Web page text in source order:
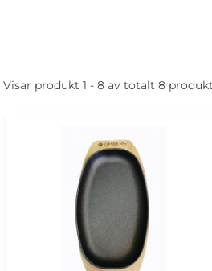
Visar produkt 1 - 8 av totalt 8